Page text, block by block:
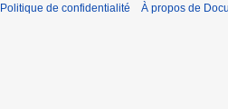
Politique de confidentialité À propos de